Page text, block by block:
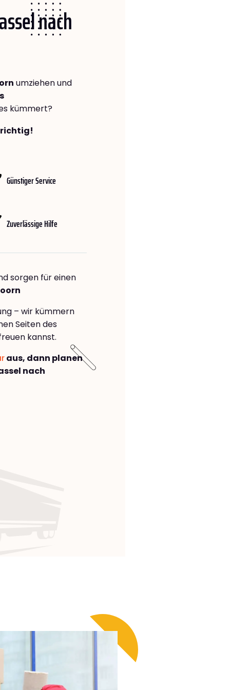
nach
umziehen und
kümmert?
richtig!
Günstiger Service
Zuverlässige Hilfe
sorgen für einen
– wir kümmern
Seiten des
kannst.
aus, dann planen
nach